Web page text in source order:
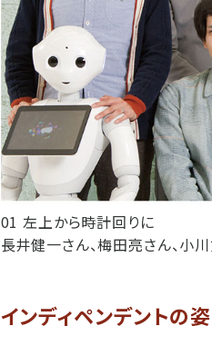
01 左上から時計回りに
長井健一さん、梅田亮さん、小
インディペンデントの